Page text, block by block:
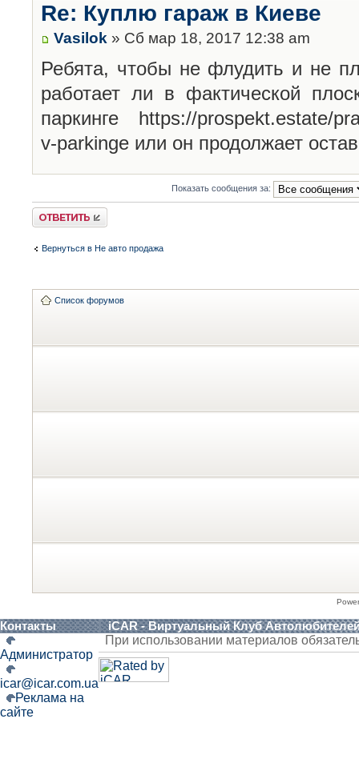
Re: Куплю гараж в Киеве
Vasilok » Сб мар 18, 2017 12:38 am
Ребята, чтобы не флудить и не
работает ли в фактической
паркинге https://prospekt.estate/
v-parkinge или он продолжает
Показать сообщения за:
Ответить
Вернуться в Не авто продажа
Список форумов
Контакты iCAR - Виртуальный Клуб
Администратор
icar@icar.com.ua
Реклама на
сайте
При использовании материалов